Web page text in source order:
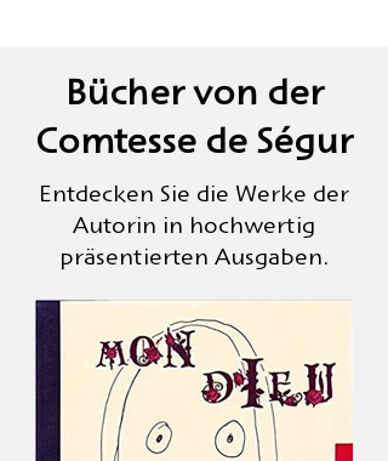
Bücher von der
Comtesse de Ségur
Entdecken Sie die Werke der
Autorin in hochwertig
präsentierten Ausgaben.